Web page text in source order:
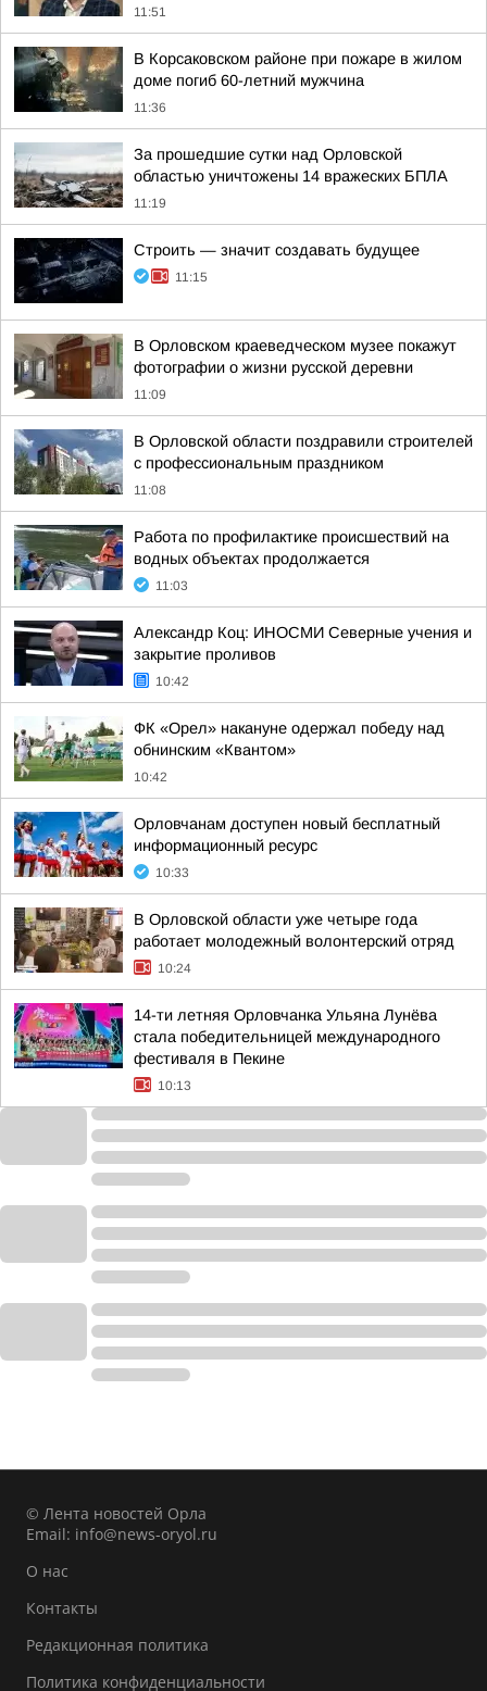
11:51
В Корсаковском районе при пожаре в жилом
доме погиб 60-летний мужчина
11:36
За прошедшие сутки над Орловской
областью уничтожены 14 вражеских БПЛА
11:19
Строить — значит создавать будущее
11:15
В Орловском краеведческом музее покажут
фотографии о жизни русской деревни
11:09
В Орловской области поздравили строителей
с профессиональным праздником
11:08
Работа по профилактике происшествий на
водных объектах продолжается
11:03
Александр Коц: ИНОСМИ Северные учения и
закрытие проливов
10:42
ФК «Орел» накануне одержал победу над
обнинским «Квантом»
10:42
Орловчанам доступен новый бесплатный
информационный ресурс
10:33
В Орловской области уже четыре года
работает молодежный волонтерский отряд
10:24
14-ти летняя Орловчанка Ульяна Лунёва
стала победительницей международного
фестиваля в Пекине
10:13
© Лента новостей Орла
Email: info@news-oryol.ru
О нас
Контакты
Редакционная политика
Политика конфиденциальности